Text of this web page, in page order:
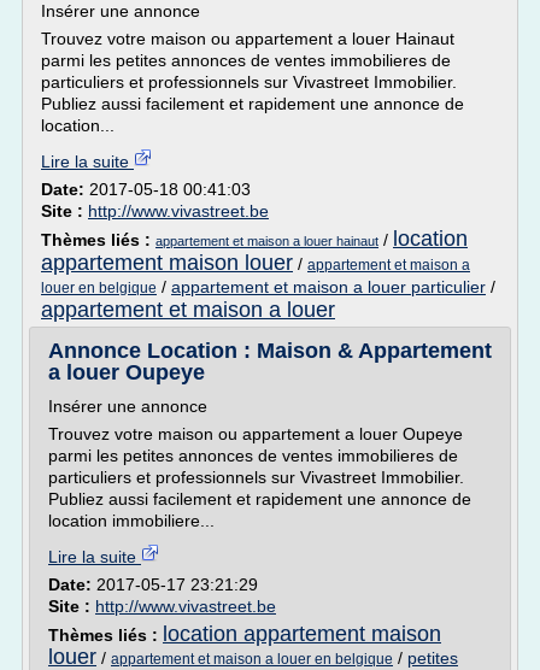
Insérer une annonce
Trouvez votre maison ou appartement a louer Hainaut
parmi les petites annonces de ventes immobilieres de
particuliers et professionnels sur Vivastreet Immobilier.
Publiez aussi facilement et rapidement une annonce de
location...
Lire la suite
Date: 2017-05-18 00:41:03
Site : http://www.vivastreet.be
Thèmes liés : appartement et maison a louer hainaut / location
appartement maison louer / appartement et maison a
louer en belgique / appartement et maison a louer particulier /
appartement et maison a louer
Annonce Location : Maison & Appartement
a louer Oupeye
Insérer une annonce
Trouvez votre maison ou appartement a louer Oupeye
parmi les petites annonces de ventes immobilieres de
particuliers et professionnels sur Vivastreet Immobilier.
Publiez aussi facilement et rapidement une annonce de
location immobiliere...
Lire la suite
Date: 2017-05-17 23:21:29
Site : http://www.vivastreet.be
Thèmes liés : location appartement maison
louer / appartement et maison a louer en belgique / petites